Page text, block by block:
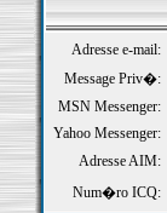
Adresse e-mail:
Message Priv�:
MSN Messenger:
Yahoo Messenger:
Adresse AIM:
Num�ro ICQ: